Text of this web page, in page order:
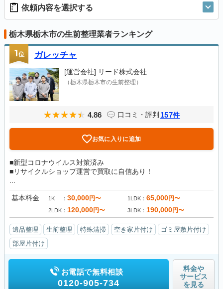
依頼内容を選択する
栃木県栃木市の生前整理業者ランキング
1位 ガレッチャ
[運営会社] リード株式会社
（栃木県栃木市の生前整理）
4.86 口コミ・評判 157件
お気に入りに追加
■新型コロナウイルス対策済み
■リサイクルショップ運営で買取に自信あり！
基本料金 1K 30,000円〜 1LDK 65,000円〜
2LDK 120,000円〜 3LDK 190,000円〜
遺品整理 生前整理 特殊清掃 空き家片付け
ゴミ屋敷片付け
部屋片付け
お電話で無料相談
0120-905-734
料金や
サービス
を見る